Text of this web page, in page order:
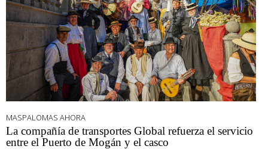
MASPALOMAS AHORA
La compañía de transportes Global refuerza el servicio
entre el Puerto de Mogán y el casco